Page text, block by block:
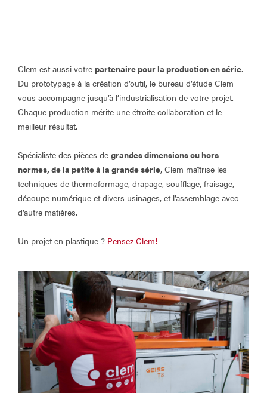
Clem est aussi votre partenaire pour la production en série.
Du prototypage à la création d’outil, le bureau d’étude Clem
vous accompagne jusqu’à l’industrialisation de votre projet.
Chaque production mérite une étroite collaboration et le
meilleur résultat.
Spécialiste des pièces de grandes dimensions ou hors
normes, de la petite à la grande série, Clem maîtrise les
techniques de thermoformage, drapage, soufflage, fraisage,
découpe numérique et divers usinages, et l’assemblage avec
d’autre matières.
Un projet en plastique ? Pensez Clem!